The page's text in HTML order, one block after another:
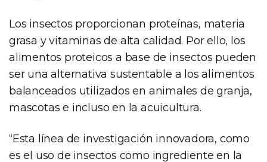
Los insectos proporcionan proteínas, materia
grasa y vitaminas de alta calidad. Por ello, los
alimentos proteicos a base de insectos pueden
ser una alternativa sustentable a los alimentos
balanceados utilizados en animales de granja,
mascotas e incluso en la acuicultura.
“Esta línea de investigación innovadora, como
es el uso de insectos como ingrediente en la